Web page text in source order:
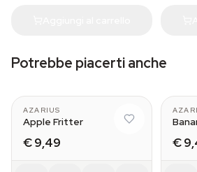
Potrebbe piacerti anche
AZARIUS
Apple Fritter
€ 9,49 €